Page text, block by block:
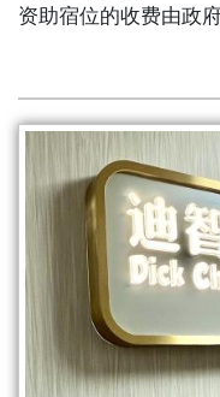
资助宿位的收费由政府